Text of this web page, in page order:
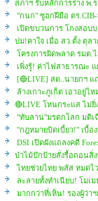
สภาฯ รับหลักการร่าง พ.
"กนก" ซูฮกฝีมือ ตร.CIB-
เปิดขบวนการ โกงสอบ
ปม!คาใจ เมื่อ สว.ตั้ง ตุล
โครงการผิดพลาด รมต.
เพิ่งรู้! ค่าไฟสาธารณะ
[🔵LIVE] สด..นายกฯ แ
ล้างเกาะภูเก็ต เอาอยู่ไ
🔴LIVE โหนกระแส ไม่
"ทับลาน"มรดกโลก มติ
"กฎหมายบิดเบี้ยว!" เบื้อ
DSI เปิดผังแถลงคดี
ป่าไม้ปักป้ายสั่งรื้อถอนสิ่
ไทยช่วยไทย พลัส หมดไ
ละลายทั้งทำเนียบ! โมเ
มากกว่าที่เห็น! รองผู้ว่าฯ